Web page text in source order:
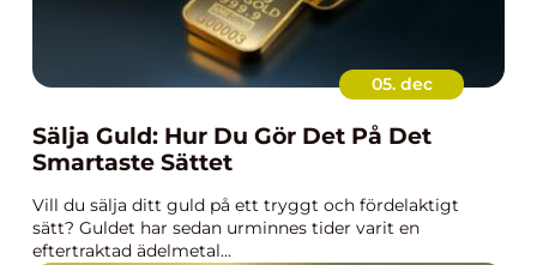
05. dec
Sälja Guld: Hur Du Gör Det På Det
Smartaste Sättet
Vill du sälja ditt guld på ett tryggt och fördelaktigt
sätt? Guldet har sedan urminnes tider varit en
eftertraktad ädelmetal...